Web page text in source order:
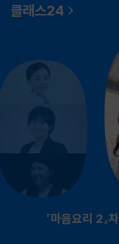
클래스24
『마음요리 2